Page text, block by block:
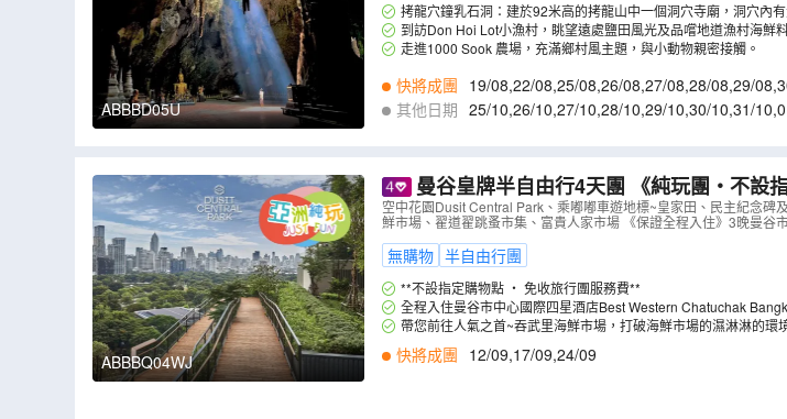
ABBBD05U
拷龍穴鐘乳石洞：建於92米高的拷龍山中一個洞穴寺廟，洞穴內
個引入日光的洞口，可觀賞洞穴中的光線變化。
到訪Don Hoi Lot小漁村，眺望遠處鹽田風光及品嚐地道漁村海鮮
走進1000 Sook 農場，充滿鄉村風主題，與小動物親密接觸。
快將成團 19/08,22/08,25/08,26/08,27/08,28/08,29/08,
9 07/09,08/09,09/09,10/09,11/09,12/09
其他日期 25/10,26/10,27/10,28/10,29/10,30/10,31/10,
ABBBQ04WJ
曼谷皇牌半自由行4天團 《純玩團‧不設
BBQ04WJ）
空中花園Dusit Central Park、乘嘟嘟車遊地標~皇家田、民主紀念碑
鮮市場、翟道翟跳蚤市集、富貴人家市場 《保證全程入住》3晚曼谷
無購物 半自由行團
**不設指定購物點 ‧ 免收旅行團服務費**
全程入住曼谷市中心國際四星酒店Best Western Chatuchak
人家市場，更預留充裕時間享受購物樂趣。
帶您前往人氣之首~吞武里海鮮市場，打破海鮮市場的濕淋淋的
足感滿滿。
快將成團 12/09,17/09,24/09